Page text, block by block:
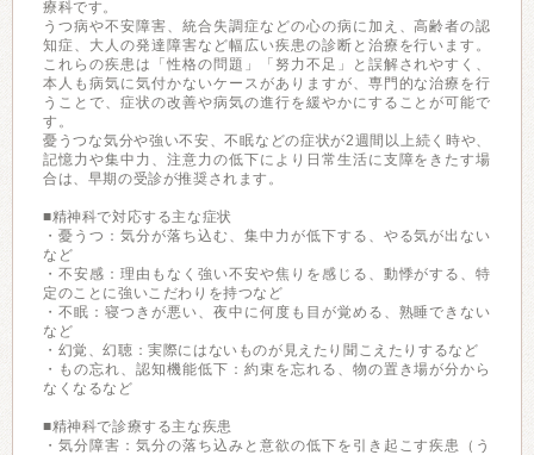
療科です。
うつ病や不安障害、統合失調症などの心の病に加え、高齢者の認
知症、大人の発達障害など幅広い疾患の診断と治療を行います。
これらの疾患は「性格の問題」「努力不足」と誤解されやすく、
本人も病気に気付かないケースがありますが、専門的な治療を行
うことで、症状の改善や病気の進行を緩やかにすることが可能で
す。
憂うつな気分や強い不安、不眠などの症状が2週間以上続く時や、
記憶力や集中力、注意力の低下により日常生活に支障をきたす場
合は、早期の受診が推奨されます。
■精神科で対応する主な症状
・憂うつ：気分が落ち込む、集中力が低下する、やる気が出ない
など
・不安感：理由もなく強い不安や焦りを感じる、動悸がする、特
定のことに強いこだわりを持つなど
・不眠：寝つきが悪い、夜中に何度も目が覚める、熟睡できない
など
・幻覚、幻聴：実際にはないものが見えたり聞こえたりするなど
・もの忘れ、認知機能低下：約束を忘れる、物の置き場が分から
なくなるなど
■精神科で診療する主な疾患
・気分障害：気分の落ち込みと意欲の低下を引き起こす疾患（う